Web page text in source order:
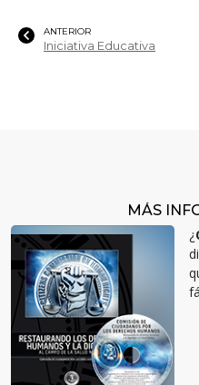
ANTERIOR
Iniciativa Educativa
MÁS
¿